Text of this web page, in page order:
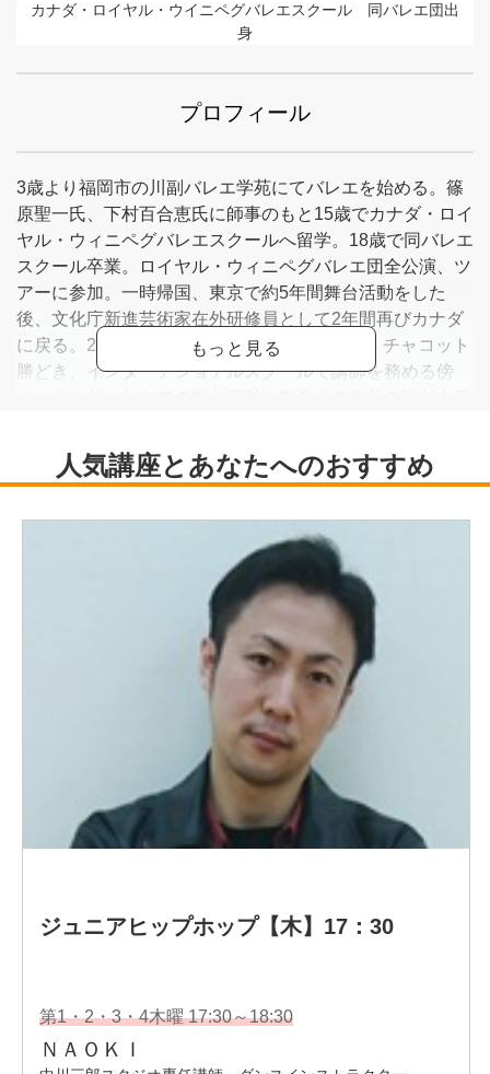
カナダ・ロイヤル・ウイニペグバレエスクール　同バレエ団出
身
プロフィール
3歳より福岡市の川副バレエ学苑にてバレエを始める。篠
原聖一氏、下村百合恵氏に師事のもと15歳でカナダ・ロイ
ヤル・ウィニペグバレエスクールへ留学。18歳で同バレエ
スクール卒業。ロイヤル・ウィニペグバレエ団全公演、ツ
アーに参加。一時帰国、東京で約5年間舞台活動をした
後、文化庁新進芸術家在外研修員として2年間再びカナダ
に戻る。2007年帰国。AmgelRDancePalace、チャコット
勝どき、インターナショナルスクールで講師を務める傍